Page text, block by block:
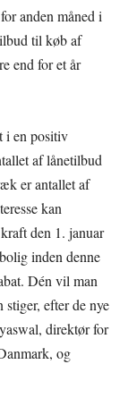
anden måned i
til køb af
end for et år
i en positiv
af lånetilbud
er antallet af
kan
den 1. januar
inden denne
Dén vil man
stiger, efter de nye
direktør for
og